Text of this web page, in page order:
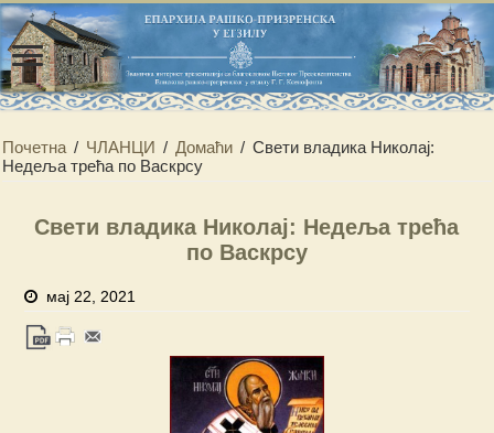
Почетна / ЧЛАНЦИ / Домаћи / Свети владика Николај:
Недеља трећа по Васкрсу
Свети владика Николај: Недеља трећа
по Васкрсу
мај 22, 2021